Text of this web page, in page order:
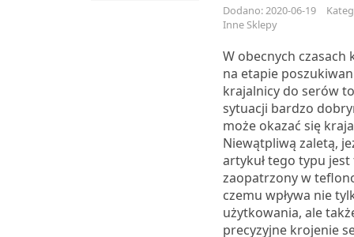
Dodano: 2020-06-19
Inne Sklepy
W obecnych czasach
na etapie
krajalnicy do serów
sytuacji bardzo
może okazać się
Niewątpliwą zaletą,
artykuł tego typu jest
zaopatrzony w
czemu wpływa nie
użytkowania, ale
precyzyjne krojenie